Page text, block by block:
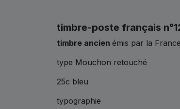
timbre-poste français
timbre ancien émis par la
type Mouchon retouché
25c bleu
typographie